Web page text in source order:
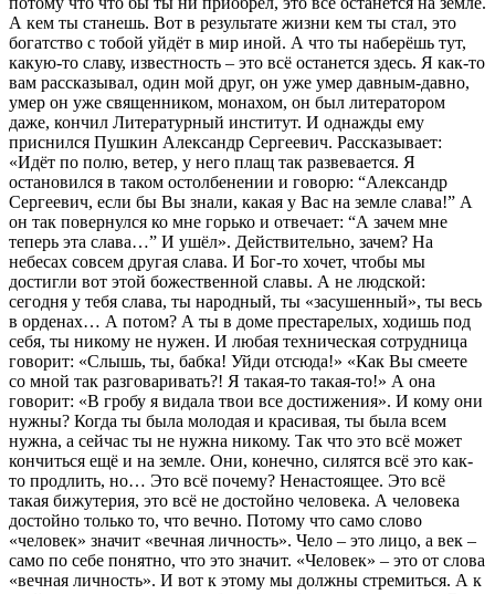
А кем ты станешь. Вот в результате жизни кем ты стал, это
богатство с тобой уйдёт в мир иной. А что ты наберёшь тут,
какую-то славу, известность – это всё останется здесь. Я как-то
вам рассказывал, один мой друг, он уже умер давным-давно,
умер он уже священником, монахом, он был литератором
даже, кончил Литературный институт. И однажды ему
приснился Пушкин Александр Сергеевич. Рассказывает:
«Идёт по полю, ветер, у него плащ так развевается. Я
остановился в таком остолбенении и говорю: “Александр
Сергеевич, если бы Вы знали, какая у Вас на земле слава!” А
он так повернулся ко мне горько и отвечает: “А зачем мне
теперь эта слава…” И ушёл». Действительно, зачем? На
небесах совсем другая слава. И Бог-то хочет, чтобы мы
достигли вот этой божественной славы. А не людской:
сегодня у тебя слава, ты народный, ты «засушенный», ты весь
в орденах… А потом? А ты в доме престарелых, ходишь под
себя, ты никому не нужен. И любая техническая сотрудница
говорит: «Слышь, ты, бабка! Уйди отсюда!» «Как Вы смеете
со мной так разговаривать?! Я такая-то такая-то!» А она
говорит: «В гробу я видала твои все достижения». И кому они
нужны? Когда ты была молодая и красивая, ты была всем
нужна, а сейчас ты не нужна никому. Так что это всё может
кончиться ещё и на земле. Они, конечно, силятся всё это как-
то продлить, но… Это всё почему? Ненастоящее. Это всё
такая бижутерия, это всё не достойно человека. А человека
достойно только то, что вечно. Потому что само слово
«человек» значит «вечная личность». Чело – это лицо, а век –
само по себе понятно, что это значит. «Человек» – это от слова
«вечная личность». И вот к этому мы должны стремиться. А к